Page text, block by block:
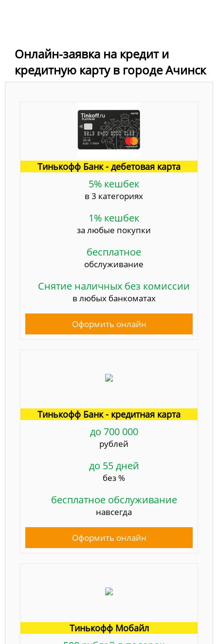
Онлайн-заявка на кредит и
кредитную карту в городе Ачинск
Тинькофф Банк - дебетовая карта
5% кешбек
в 3 категориях
1% кешбек
за любые покупки
бесплатное
обслуживание
Снятие наличных без комиссии
в любых банкоматах
Оформить онлайн
Тинькофф Банк - кредитная карта
до 700 000
рублей
до 55 дней
без %
бесплатное обслуживание
навсегда
Оформить онлайн
Тинькофф Мобайл